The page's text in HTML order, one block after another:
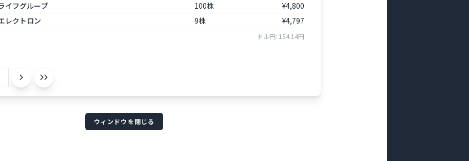
イフグループ 100株
¥4,800
レクトロン 9株 ¥4,797
ドル円: 154.14円
ウィンドウを閉じる